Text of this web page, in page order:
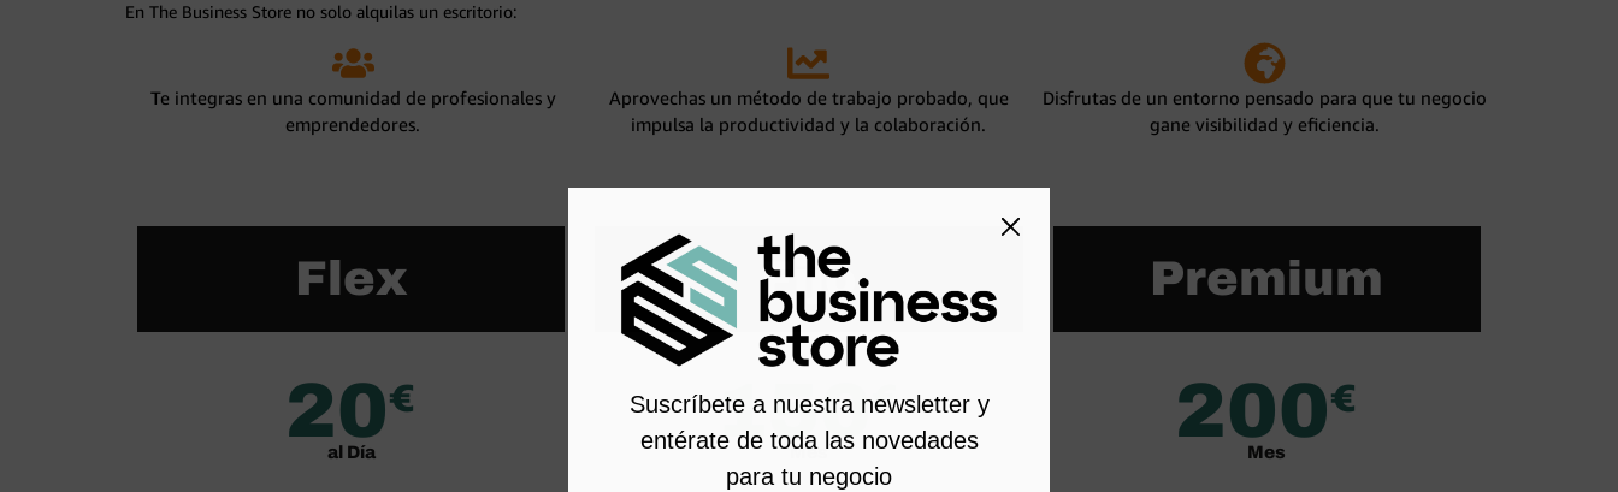
Suscríbete a nuestra newsletter y
entérate de toda las novedades
para tu negocio
En The Business Store no solo alquilas un escritorio:
Te integras en una comunidad de profesionales y
emprendedores.
Aprovechas un método de trabajo probado, que
impulsa la productividad y la colaboración.
Disfrutas de un entorno pensado para que tu negocio
gane visibilidad y eficiencia.
Flex
20€
al Día
Fijo
150€
Mes
Premium
200€
Mes